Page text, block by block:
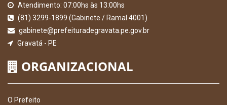
Atendimento: 07:00hs às 13:00hs
(81) 3299-1899 (Gabinete / Ramal 4001)
gabinete@prefeituradegravata.pe.gov.br
Gravatá - PE
ORGANIZACIONAL
O Prefeito